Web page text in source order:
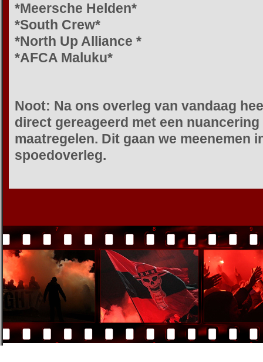
*Meersche Helden*
*South Crew*
*North Up Alliance *
*AFCA Maluku*
Noot: Na ons overleg van vandaag
direct gereageerd met een
maatregelen. Dit gaan we meenemen
spoedoverleg.